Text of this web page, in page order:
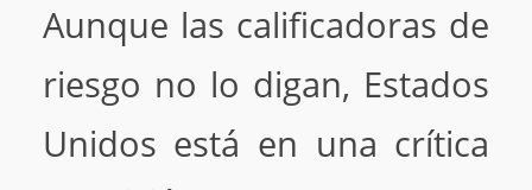
Aunque las calificadoras de
riesgo no lo digan, Estados
Unidos está en una crítica